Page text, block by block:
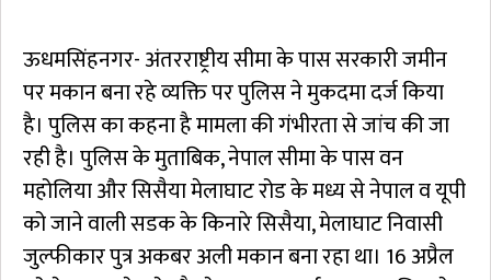
ऊधमसिंहनगर- अंतरराष्ट्रीय सीमा के पास सरकारी जमीन
पर मकान बना रहे व्यक्ति पर पुलिस ने मुकदमा दर्ज किया
है। पुलिस का कहना है मामला की गंभीरता से जांच की जा
रही है। पुलिस के मुताबिक, नेपाल सीमा के पास वन
महोलिया और सिसैया मेलाघाट रोड के मध्य से नेपाल व यूपी
को जाने वाली सडक के किनारे सिसैया, मेलाघाट निवासी
जुल्फीकार पुत्र अकबर अली मकान बना रहा था। 16 अप्रैल